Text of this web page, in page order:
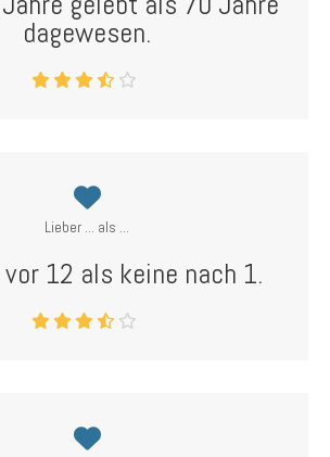
dagewesen.
Lieber ... als ...
12 als keine nach 1.